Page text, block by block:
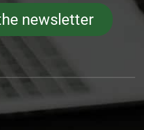
newsletter